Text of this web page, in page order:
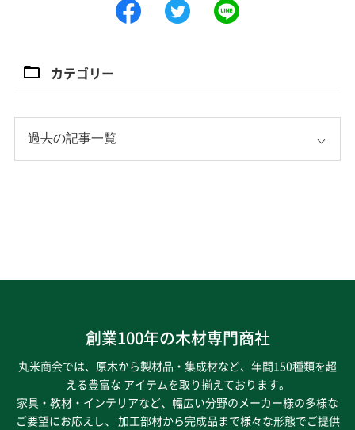
カテゴリー
創業100年の木材専門商社
丸米商会では、原木から製材品・集成材など、年間150種類を超
える豊富な アイテムを取り揃えております。
家具・教材・インテリアなど、幅広い分野のメーカー様の多様な
ご要望にお応えし、
加工部材から完成品まで様々な形態でご提供